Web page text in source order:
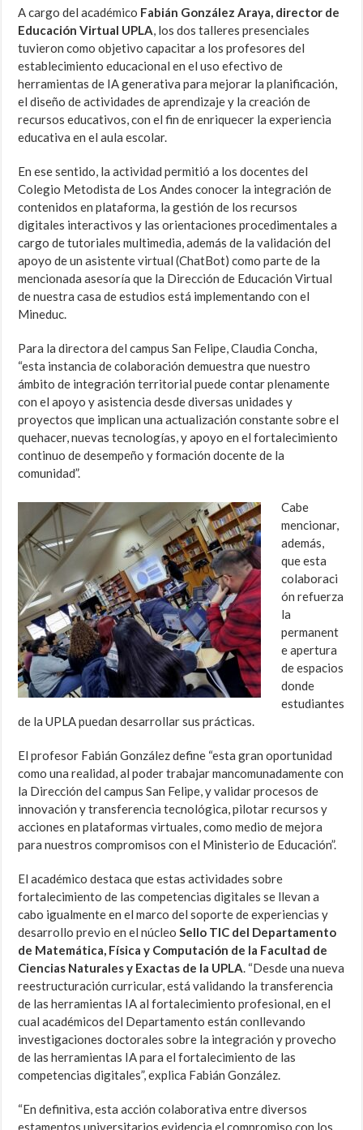
A cargo del académico Fabián González Araya, director de
Educación Virtual UPLA, los dos talleres presenciales
tuvieron como objetivo capacitar a los profesores del
establecimiento educacional en el uso efectivo de
herramientas de IA generativa para mejorar la planificación,
el diseño de actividades de aprendizaje y la creación de
recursos educativos, con el fin de enriquecer la experiencia
educativa en el aula escolar.
En ese sentido, la actividad permitió a los docentes del
Colegio Metodista de Los Andes conocer la integración de
contenidos en plataforma, la gestión de los recursos
digitales interactivos y las orientaciones procedimentales a
cargo de tutoriales multimedia, además de la validación del
apoyo de un asistente virtual (ChatBot) como parte de la
mencionada asesoría que la Dirección de Educación Virtual
de nuestra casa de estudios está implementando con el
Mineduc.
Para la directora del campus San Felipe, Claudia Concha,
“esta instancia de colaboración demuestra que nuestro
ámbito de integración territorial puede contar plenamente
con el apoyo y asistencia desde diversas unidades y
proyectos que implican una actualización constante sobre el
quehacer, nuevas tecnologías, y apoyo en el fortalecimiento
continuo de desempeño y formación docente de la
comunidad”.
Cabe
mencionar,
además,
que esta
colaboraci
ón refuerza
la
permanent
e apertura
de espacios
donde
estudiantes
de la UPLA puedan desarrollar sus prácticas.
El profesor Fabián González define “esta gran oportunidad
como una realidad, al poder trabajar mancomunadamente con
la Dirección del campus San Felipe, y validar procesos de
innovación y transferencia tecnológica, pilotar recursos y
acciones en plataformas virtuales, como medio de mejora
para nuestros compromisos con el Ministerio de Educación”.
El académico destaca que estas actividades sobre
fortalecimiento de las competencias digitales se llevan a
cabo igualmente en el marco del soporte de experiencias y
desarrollo previo en el núcleoSello TIC del Departamento
de Matemática, Física y Computación de la Facultad de
Ciencias Naturales y Exactas de la UPLA. “Desde una nueva
reestructuración curricular, está validando la transferencia
de las herramientas IA al fortalecimiento profesional, en el
cual académicos del Departamento están conllevando
investigaciones doctorales sobre la integración y provecho
de las herramientas IA para el fortalecimiento de las
competencias digitales”, explica Fabián González.
“En definitiva, esta acción colaborativa entre diversos
estamentos universitarios evidencia el compromiso con los